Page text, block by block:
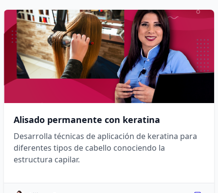
Alisado permanente con keratina
Desarrolla técnicas de aplicación de keratina para
diferentes tipos de cabello conociendo la
estructura capilar.